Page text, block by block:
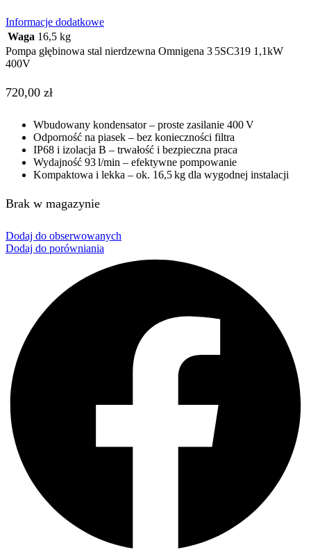
Informacje dodatkowe
Waga 16,5 kg
Pompa głębinowa stal nierdzewna Omnigena 3 5SC319 1,1kW
400V
720,00 zł
Wbudowany kondensator – proste zasilanie 400 V
Odporność na piasek – bez konieczności filtra
IP68 i izolacja B – trwałość i bezpieczna praca
Wydajność 93 l/min – efektywne pompowanie
Kompaktowa i lekka – ok. 16,5 kg dla wygodnej instalacji
Brak w magazynie
Dodaj do obserwowanych
Dodaj do porówniania